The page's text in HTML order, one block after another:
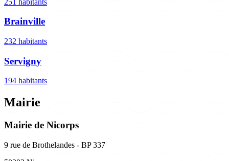
Brainville
232 habitants
Servigny
194 habitants
Mairie
Mairie de Nicorps
9 rue de Brothelandes - BP 337